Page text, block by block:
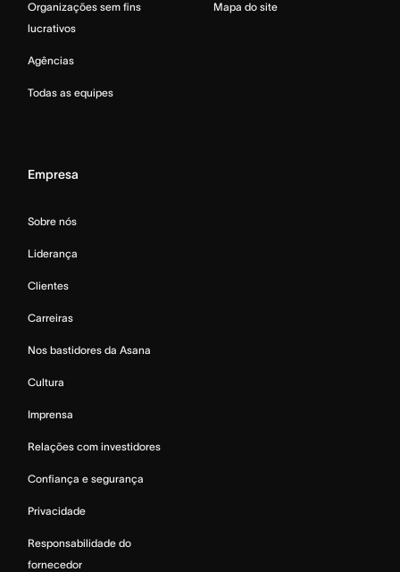
Organizações sem fins
lucrativos
Agências
Todas as equipes
Mapa do site
Empresa
Sobre nós
Liderança
Clientes
Carreiras
Nos bastidores da Asana
Cultura
Imprensa
Relações com investidores
Confiança e segurança
Privacidade
Responsabilidade do
fornecedor